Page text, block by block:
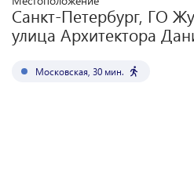
Санкт-Петербург, ГО
улица Архитектора
Московская 30 мин.